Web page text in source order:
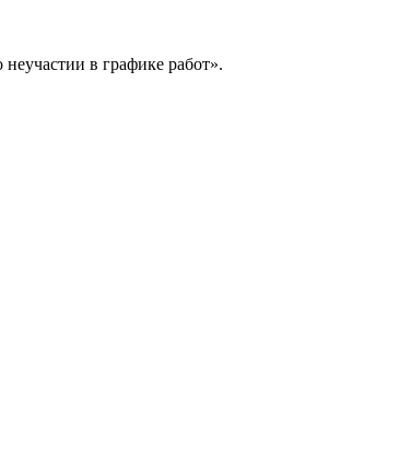
в графике работ».